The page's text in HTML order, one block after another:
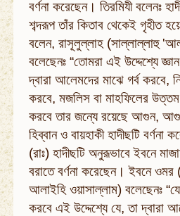
বর্ণনা করেছেন। তিরমিযী বলেনঃ
শব্দরূপ তাঁর কিতাব থেকেই গৃহীত
বলেন, রাসূলুল্লাহ (সাল্লাল্লাহু
বলেছেনঃ “তোমরা এই উদ্দেশ্যে
দ্বারা আলেমদের মাঝে গর্ব করবে,
করবে, মজলিস বা মাহফিলের
করবে তার জন্যে রয়েছে আগুন,
হিব্বান ও বায়হাকী হাদীছটি বর্ণনা
(রাঃ) হাদীছটি অনুরূভাবে ইবনে
বরাতে বর্ণনা করেছেন। ইবনে ওমর
আলাইহি ওয়াসাল্লাম) বলেছেনঃ
করবে এই উদ্দেশ্যে যে, তা দ্বারা